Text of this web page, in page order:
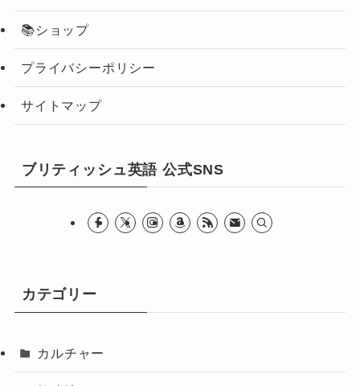
📚ショップ
プライバシーポリシー
サイトマップ
ブリティッシュ英語 公式SNS
カテゴリー
カルチャー